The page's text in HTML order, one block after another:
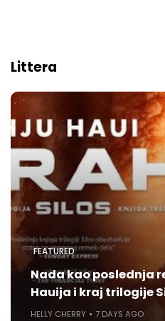
Littera
FEATURED
Nada kao poslednja
Hauija i kraj trilogije
HELLY CHERRY 7 DAYS AGO